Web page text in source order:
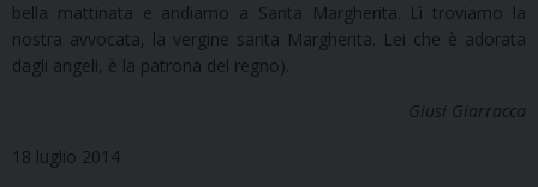
bella mattinata e andiamo a Santa Margherita. Lì troviamo la
nostra avvocata, la vergine santa Margherita. Lei che è adorata
dagli angeli, è la patrona del regno).
Giusi Giarracca
18 luglio 2014